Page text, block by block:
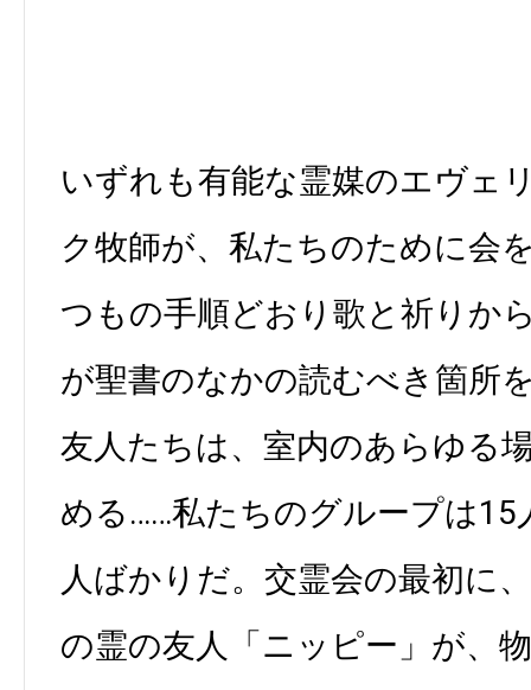
いずれも有能な霊媒のエヴェ
ク牧師が、私たちのために会
つもの手順どおり歌と祈りか
が聖書のなかの読むべき箇所
友人たちは、室内のあらゆる
める……私たちのグループは15
人ばかりだ。交霊会の最初に
の霊の友人「ニッピー」が、